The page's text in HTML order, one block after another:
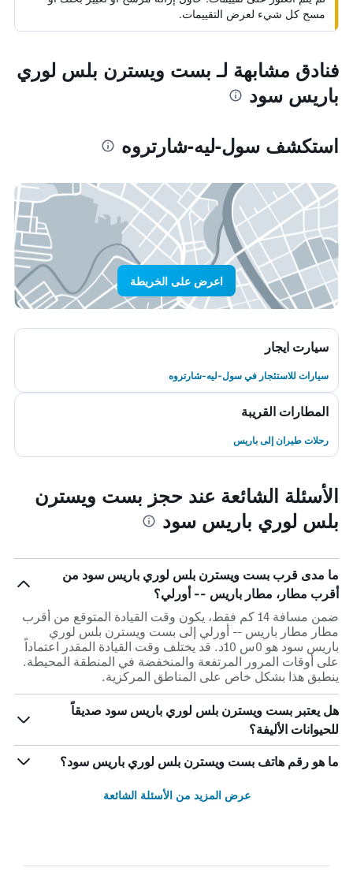
مسح كل شيء لعرض التقييمات.
فنادق مشابهة لـ بست ويسترن بلس لوري
باريس سود
استكشف سول-ليه-شارتروه
اعرض على الخريطة
سيارت ايجار
سيارات للاستئجار في سول-ليه-شارتروه
المطارات القريبة
رحلات طيران إلى باريس
الأسئلة الشائعة عند حجز بست ويسترن
بلس لوري باريس سود
ما مدى قرب بست ويسترن بلس لوري باريس سود من
أقرب مطار، مطار باريس -- أورلي؟
ضمن مسافة 14 كم فقط، يكون وقت القيادة المتوقع من أقرب
مطار مطار باريس -- أورلي إلى بست ويسترن بلس لوري
باريس سود هو 0س 10د. قد يختلف وقت القيادة المقدر اعتماداً
على أوقات المرور المرتفعة والمنخفضة في المنطقة المحيطة.
ينطبق هذا بشكل خاص على المناطق المركزية.
هل يعتبر بست ويسترن بلس لوري باريس سود صديقاً
للحيوانات الأليفة؟
ما هو رقم هاتف بست ويسترن بلس لوري باريس سود؟
عرض المزيد من الأسئلة الشائعة